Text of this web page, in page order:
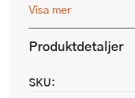
Visa mer
Produktdetaljer
SKU: